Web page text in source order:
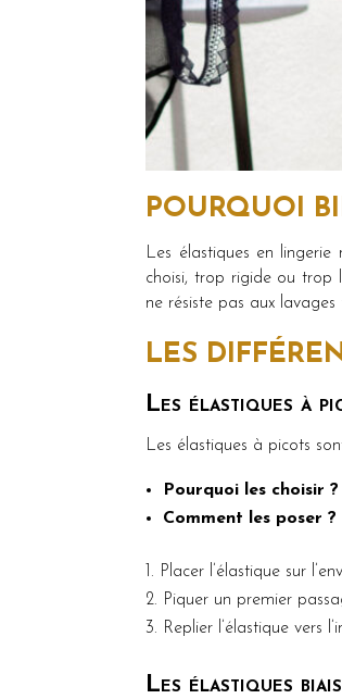
POURQUOI
Les élastiques en
choisi, trop rigide ou trop
ne résiste pas aux
LES
Les élastiques à
Les élastiques à picots
Pourquoi les choisir ?
Comment les poser ?
Placer l’élastique sur
Piquer un premier
Replier l’élastique vers
Les élastiques